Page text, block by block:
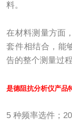
料。
在材料测量方面，
套件相结合，能
告的整个测量过程
是德阻抗分析仪产品
5种频率选件；